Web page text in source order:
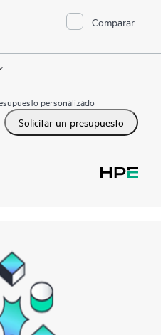
Comparar
personalizado
Solicitar un presupuesto